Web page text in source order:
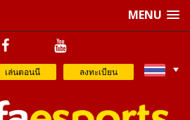
MENU
เล่นตอนนี ลงทะเบียน